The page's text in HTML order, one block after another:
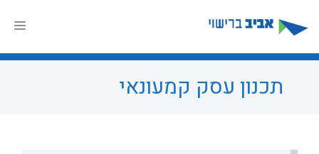
לתוכן
תכנון עסק קמעונאי